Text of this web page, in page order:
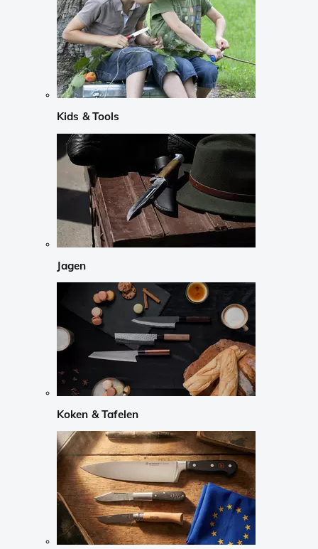
Kids & Tools
Jagen
Koken & Tafelen